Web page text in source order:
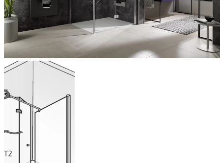
pivotante
pliante avec
paroi latérale